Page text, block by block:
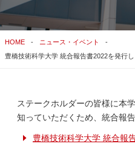
関連
HOME
ニュース・イベント
豊橋技術科学大学 統合報告書2022を発行
ステークホルダーの皆様に本
知っていただくため、統合報
豊橋技術科学大学 統合報